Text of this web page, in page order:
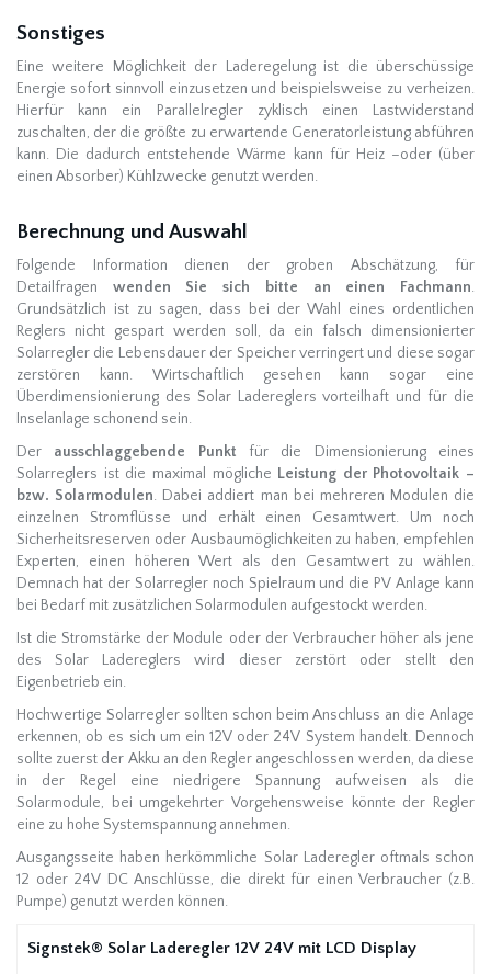
Sonstiges
Eine weitere Möglichkeit der Laderegelung ist die überschüssige
Energie sofort sinnvoll einzusetzen und beispielsweise zu verheizen.
Hierfür kann ein Parallelregler zyklisch einen Lastwiderstand
zuschalten, der die größte zu erwartende Generatorleistung abführen
kann. Die dadurch entstehende Wärme kann für Heiz –oder (über
einen Absorber) Kühlzwecke genutzt werden.
Berechnung und Auswahl
Folgende Information dienen der groben Abschätzung, für
Detailfragen wenden Sie sich bitte an einen Fachmann.
Grundsätzlich ist zu sagen, dass bei der Wahl eines ordentlichen
Reglers nicht gespart werden soll, da ein falsch dimensionierter
Solarregler die Lebensdauer der Speicher verringert und diese sogar
zerstören kann. Wirtschaftlich gesehen kann sogar eine
Überdimensionierung des Solar Ladereglers vorteilhaft und für die
Inselanlage schonend sein.
Der ausschlaggebende Punkt für die Dimensionierung eines
Solarreglers ist die maximal mögliche Leistung der Photovoltaik –
bzw. Solarmodulen. Dabei addiert man bei mehreren Modulen die
einzelnen Stromflüsse und erhält einen Gesamtwert. Um noch
Sicherheitsreserven oder Ausbaumöglichkeiten zu haben, empfehlen
Experten, einen höheren Wert als den Gesamtwert zu wählen.
Demnach hat der Solarregler noch Spielraum und die PV Anlage kann
bei Bedarf mit zusätzlichen Solarmodulen aufgestockt werden.
Ist die Stromstärke der Module oder der Verbraucher höher als jene
des Solar Ladereglers wird dieser zerstört oder stellt den
Eigenbetrieb ein.
Hochwertige Solarregler sollten schon beim Anschluss an die Anlage
erkennen, ob es sich um ein 12V oder 24V System handelt. Dennoch
sollte zuerst der Akku an den Regler angeschlossen werden, da diese
in der Regel eine niedrigere Spannung aufweisen als die
Solarmodule, bei umgekehrter Vorgehensweise könnte der Regler
eine zu hohe Systemspannung annehmen.
Ausgangsseite haben herkömmliche Solar Laderegler oftmals schon
12 oder 24V DC Anschlüsse, die direkt für einen Verbraucher (z.B.
Pumpe) genutzt werden können.
Signstek® Solar Laderegler 12V 24V mit LCD Display